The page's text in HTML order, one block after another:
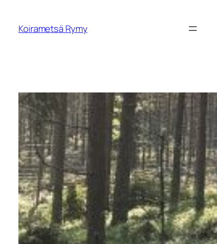
Koirametsä Rymy